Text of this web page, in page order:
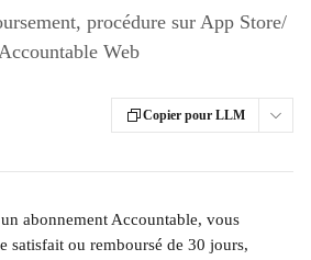
procédure sur App Store/
Web
Copier pour LLM
abonnement Accountable, vous
satisfait ou remboursé de 30 jours,